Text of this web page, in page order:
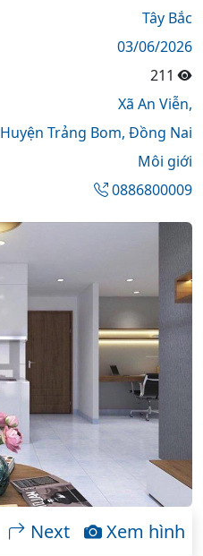
Tây Bắc
03/06/2026
211
Xã An Viễn,
Huyện Trảng Bom, Đồng Nai
Môi giới
0886800009
Xem hình
Next